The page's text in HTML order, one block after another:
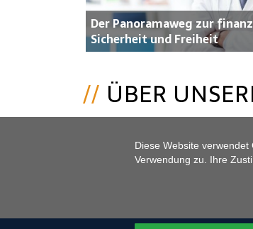
Der Panoramaweg zur
Sicherheit und Freiheit
ÜBER
Diese Website
Verwendung zu. Ihre